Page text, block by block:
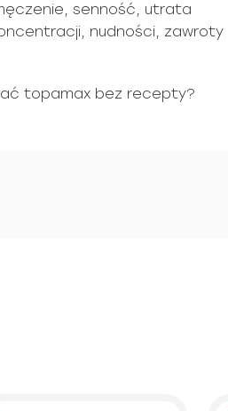
senność, utrata
nudności, zawroty
topamax bez recepty?